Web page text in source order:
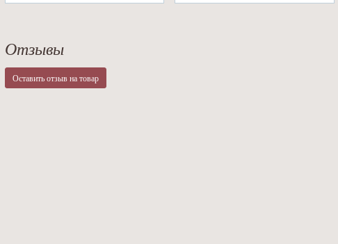
Отзывы
Оставить отзыв на товар